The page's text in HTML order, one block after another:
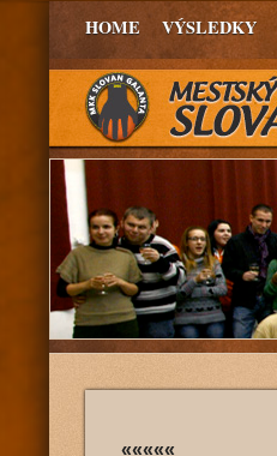
HOME VÝSLEDKY
«««««